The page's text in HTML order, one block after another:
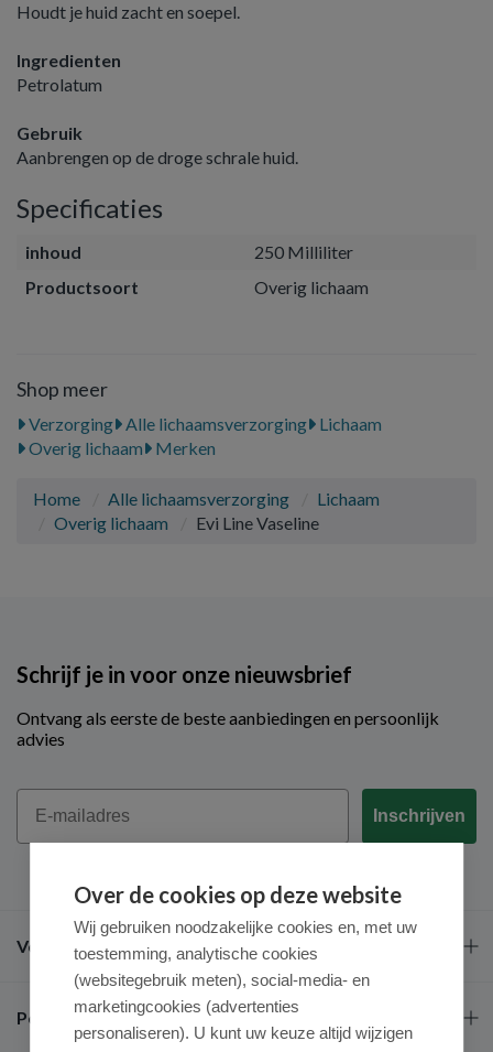
Houdt je huid zacht en soepel.
Ingredienten
Petrolatum
Gebruik
Aanbrengen op de droge schrale huid.
Specificaties
inhoud
250 Milliliter
Productsoort
Overig lichaam
Shop meer
Verzorging Alle lichaamsverzorging
Lichaam
Overig lichaam
Merken
Home Alle lichaamsverzorging
Lichaam
Overig lichaam
Evi Line Vaseline
Schrijf je in voor onze nieuwsbrief
Ontvang als eerste de beste aanbiedingen en persoonlijk
advies
Email
Inschrijven
Veel gestelde vragen
Populaire merken
Over de cookies op deze website
Wij gebruiken noodzakelijke cookies en, met uw
toestemming, analytische cookies
(websitegebruik meten), social-media- en
marketingcookies (advertenties
personaliseren). U kunt uw keuze altijd wijzigen